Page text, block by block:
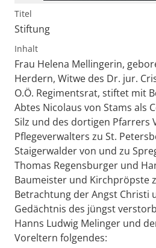
Titel
Stiftung
Inhalt
Frau Helena Mellingerin,
Herdern, Witwe des Dr. jur.
O.Ö. Regimentsrat, stiftet mit
Abtes Nicolaus von Stams als
Silz und des dortigen Pfarrers
Pflegeverwalters zu St.
Staigerwalder von und zu
Thomas Regensburger und
Baumeister und Kirchpröpste
Betrachtung der Angst Christi
Gedächtnis des jüngst
Hanns Ludwig Melinger und
Voreltern folgendes: